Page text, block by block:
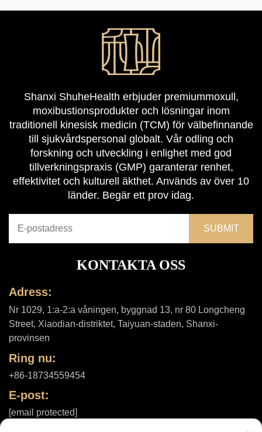
Shanxi ShuheHealth erbjuder premiummoxull,
moxibustionsprodukter och lösningar inom
traditionell kinesisk medicin (TCM) för välbefinnande
till sjukvårdspersonal globalt. Vår odling och
forskning och utveckling i enlighet med god
tillverkningspraxis (GMP) garanterar renhet,
effektivitet och kulturell äkthet. Används av över 10
länder. Begär ett prov idag.
KONTAKTA OSS
Adress:
Nr 1029, 1:a-2:a våningen, byggnad 13, nr 80 Longcheng
Street, Xiaodian-distriktet, Taiyuan-staden, Shanxi-
provinsen
Ring nu:
+86-18734559454
E-post:
[email protected]